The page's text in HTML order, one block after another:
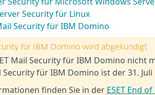
Security für Linux
Security für IBM Domino
für IBM Domino wird abgekündigt
Mail Security für IBM Domino
Security für IBM Domino ist der 31. Juli
finden Sie in der ESET End